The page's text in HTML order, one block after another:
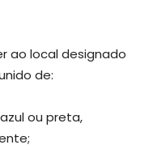
ao local designado
de:
ou preta,